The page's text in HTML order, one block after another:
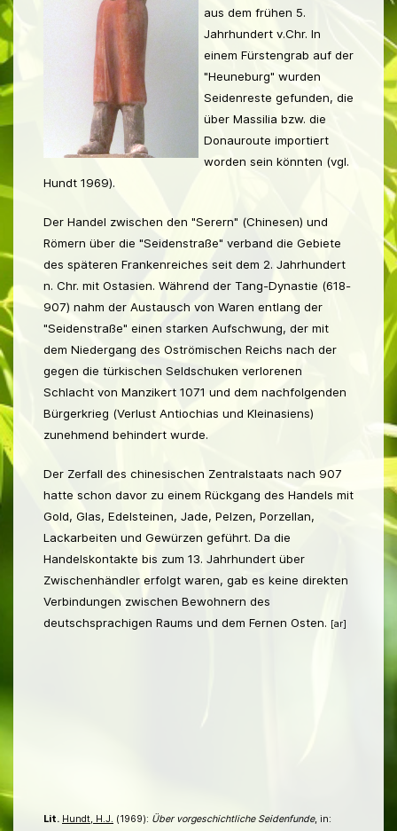
aus dem frühen 5.
Jahrhundert v.Chr. In
einem Fürstengrab auf der
"Heuneburg" wurden
Seidenreste gefunden, die
über Massilia bzw. die
Donauroute importiert
worden sein könnten (vgl.
Hundt 1969).
Der Handel zwischen den "Serern" (Chinesen) und
Römern über die "Seidenstraße" verband die Gebiete
des späteren Frankenreiches seit dem 2. Jahrhundert
n. Chr. mit Ostasien. Während der Tang-Dynastie (618-
907) nahm der Austausch von Waren entlang der
"Seidenstraße" einen starken Aufschwung, der mit
dem Niedergang des Oströmischen Reichs nach der
gegen die türkischen Seldschuken verlorenen
Schlacht von Manzikert 1071 und dem nachfolgenden
Bürgerkrieg (Verlust Antiochias und Kleinasiens)
zunehmend behindert wurde.
Der Zerfall des chinesischen Zentralstaats nach 907
hatte schon davor zu einem Rückgang des Handels mit
Gold, Glas, Edelsteinen, Jade, Pelzen, Porzellan,
Lackarbeiten und Gewürzen geführt. Da die
Handelskontakte bis zum 13. Jahrhundert über
Zwischenhändler erfolgt waren, gab es keine direkten
Verbindungen zwischen Bewohnern des
deutschsprachigen Raums und dem Fernen Osten. [ar]
Lit. Hundt, H.J. (1969): Über vorgeschichtliche Seidenfunde, in: